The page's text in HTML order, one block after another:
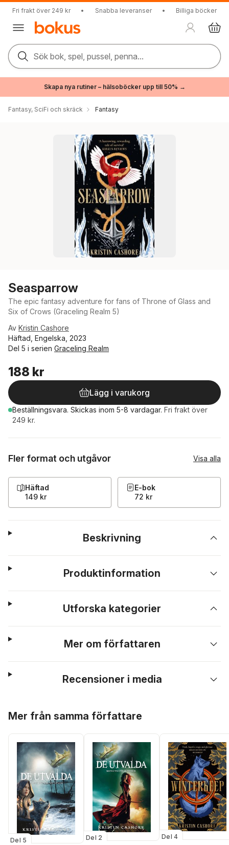
Fri frakt över 249 kr • Snabba leveranser • Billiga böcker
Sök bok, spel, pussel, penna...
Skapa nya rutiner – hälsoböcker upp till 50% →
Fantasy, SciFi och skräck Fantasy
Seasparrow
The epic fantasy adventure for fans of Throne of Glass and
Six of Crows (Graceling Realm 5)
Av Kristin Cashore
Häftad, Engelska, 2023
Del 5 i serien Graceling Realm
188 kr
Lägg i varukorg
Beställningsvara. Skickas inom 5-8 vardagar. Fri frakt över
249 kr.
Fler format och utgåvor Visa alla
Häftad
149 kr
E-bok
72 kr
Beskrivning
Produktinformation
Utforska kategorier
Mer om författaren
Recensioner i media
Mer från samma författare
Del 5 Del 2 Del 4